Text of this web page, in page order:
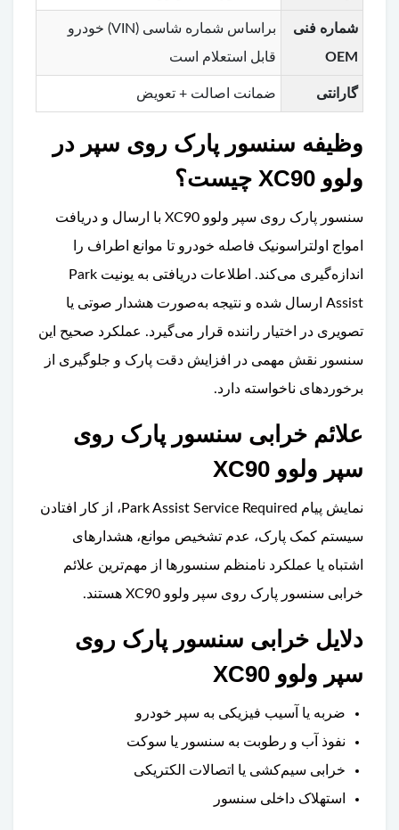
شماره فنی
OEM
براساس شماره شاسی (VIN) خودرو
قابل استعلام است
گارانتی ضمانت اصالت + تعویض
وظیفه سنسور پارک روی سپر در
ولوو XC90 چیست؟
سنسور پارک روی سپر ولوو XC90 با ارسال و دریافت
امواج اولتراسونیک فاصله خودرو تا موانع اطراف را
اندازه‌گیری می‌کند. اطلاعات دریافتی به یونیت Park
Assist ارسال شده و نتیجه به‌صورت هشدار صوتی یا
تصویری در اختیار راننده قرار می‌گیرد. عملکرد صحیح این
سنسور نقش مهمی در افزایش دقت پارک و جلوگیری از
برخوردهای ناخواسته دارد.
علائم خرابی سنسور پارک روی
سپر ولوو XC90
نمایش پیام Park Assist Service Required، از کار افتادن
سیستم کمک پارک، عدم تشخیص موانع، هشدارهای
اشتباه یا عملکرد نامنظم سنسورها از مهم‌ترین علائم
خرابی سنسور پارک روی سپر ولوو XC90 هستند.
دلایل خرابی سنسور پارک روی
سپر ولوو XC90
ضربه یا آسیب فیزیکی به سپر خودرو
نفوذ آب و رطوبت به سنسور یا سوکت
خرابی سیم‌کشی یا اتصالات الکتریکی
استهلاک داخلی سنسور